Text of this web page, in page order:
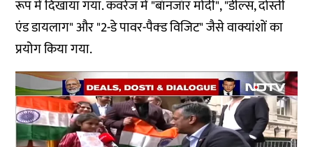
रूप में दिखाया गया. कवरेज में "बॉनजॉर मोदी", "डील्स, दोस्ती
एंड डायलाग" और "2-डे पावर-पैक्ड विजिट" जैसे वाक्यांशों का
प्रयोग किया गया.